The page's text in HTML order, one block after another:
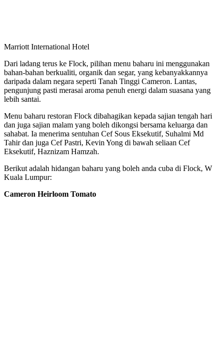
Marriott International Hotel
Dari ladang terus ke Flock, pilihan menu baharu ini menggunakan
bahan-bahan berkualiti, organik dan segar, yang kebanyakkannya
daripada dalam negara seperti Tanah Tinggi Cameron. Lantas,
pengunjung pasti merasai aroma penuh energi dalam suasana yang
lebih santai.
Menu baharu restoran Flock dibahagikan kepada sajian tengah hari
dan juga sajian malam yang boleh dikongsi bersama keluarga dan
sahabat. Ia menerima sentuhan Cef Sous Eksekutif, Suhalmi Md
Tahir dan juga Cef Pastri, Kevin Yong di bawah seliaan Cef
Eksekutif, Haznizam Hamzah.
Berikut adalah hidangan baharu yang boleh anda cuba di Flock, W
Kuala Lumpur:
Cameron Heirloom Tomato